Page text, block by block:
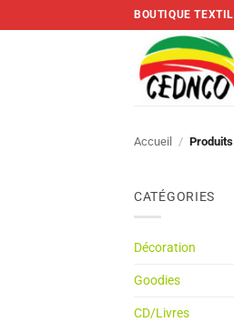
to
BOUTIQUE
Accueil /
CATÉGORIES
Décoration
Goodies
CD/Livres